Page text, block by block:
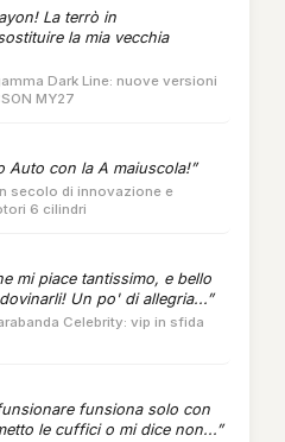
La terrò in
la mia vecchia
Dark Line: nuove versioni
MY27
Auto con la A maiuscola!”
secolo di innovazione e
6 cilindri
mi piace tantissimo, e bello
Un po' di allegria...”
Celebrity: vip in sfida
funsiona solo con
le cuffici o mi dice non...”